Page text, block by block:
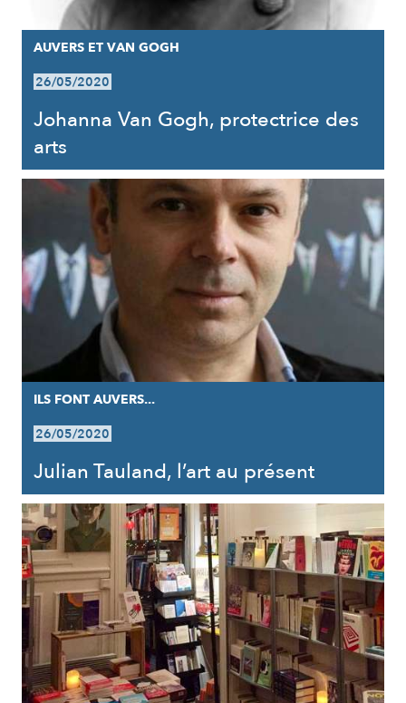
AUVERS ET VAN GOGH
26/05/2020
Johanna Van Gogh, protectrice des
arts
ILS FONT AUVERS...
26/05/2020
Julian Tauland, l’art au présent